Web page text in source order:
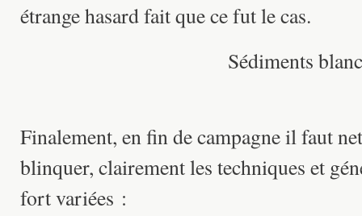
étrange hasard fait que ce fut le cas.
Sédiments
Finalement, en fin de campagne il faut
blinquer, clairement les techniques et
fort variées :